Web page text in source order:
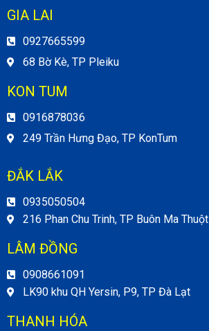
GIA LAI
0927665599
68 Bờ Kè, TP Pleiku
KON TUM
0916878036
249 Trần Hưng Đạo, TP KonTum
ĐẮK LẮK
0935050504
216 Phan Chu Trinh, TP Buôn Ma Thuột
LÂM ĐỒNG
0908661091
LK90 khu QH Yersin, P9, TP Đà Lạt
THANH HÓA